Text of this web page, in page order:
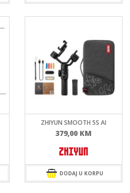
ZHIYUN SMOOTH 5S AI
379,00 KM
DODAJ U KORPU